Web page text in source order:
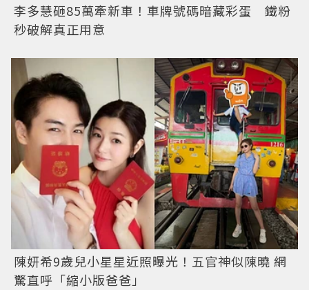
李多慧砸85萬牽新車！車牌號碼暗藏彩蛋 鐵粉
秒破解真正用意
陳妍希9歲兒小星星近照曝光！五官神似陳曉 網
驚直呼「縮小版爸爸」